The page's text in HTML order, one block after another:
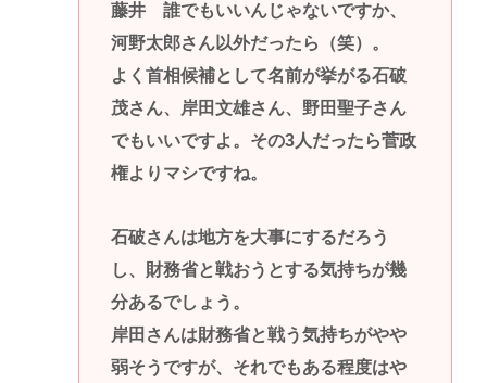
藤井 誰でもいいんじゃないですか、
河野太郎さん以外だったら（笑）。
よく首相候補として名前が挙がる石破
茂さん、岸田文雄さん、野田聖子さん
でもいいですよ。その3人だったら菅政
権よりマシですね。
石破さんは地方を大事にするだろう
し、財務省と戦おうとする気持ちが幾
分あるでしょう。
岸田さんは財務省と戦う気持ちがやや
弱そうですが、それでもある程度はや